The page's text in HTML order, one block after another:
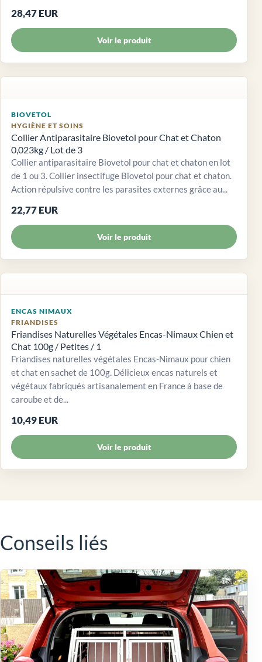
28,47 EUR
Voir le produit
BIOVETOL
HYGIÈNE ET SOINS
Collier Antiparasitaire Biovetol pour Chat et Chaton
0,023kg / Lot de 3
Collier antiparasitaire Biovetol pour chat et chaton en lot
de 1 ou 3. Collier insectifuge Biovetol pour chat et chaton.
Action répulsive contre les parasites externes grâce au...
22,77 EUR
Voir le produit
ENCAS NIMAUX
FRIANDISES
Friandises Naturelles Végétales Encas-Nimaux Chien et
Chat 100g / Petites / 1
Friandises naturelles végétales Encas-Nimaux pour chien
et chat en sachet de 100g. Délicieux encas naturels et
végétaux fabriqués artisanalement en France à base de
caroube et de...
10,49 EUR
Voir le produit
Conseils liés